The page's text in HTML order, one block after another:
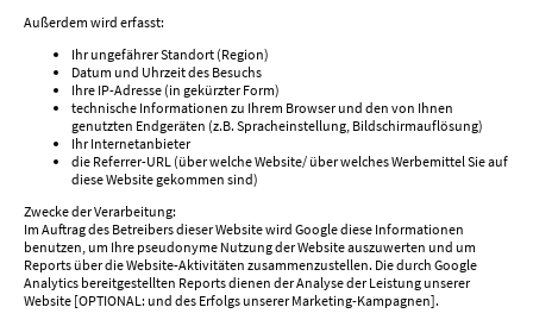
Außerdem wird erfasst:
Ihr ungefährer Standort (Region)
Datum und Uhrzeit des Besuchs
Ihre IP-Adresse (in gekürzter Form)
technische Informationen zu Ihrem Browser und den von Ihnen
genutzten Endgeräten (z.B. Spracheinstellung, Bildschirmauflösung)
Ihr Internetanbieter
die Referrer-URL (über welche Website/ über welches Werbemittel Sie auf
diese Website gekommen sind)
Zwecke der Verarbeitung:
Im Auftrag des Betreibers dieser Website wird Google diese Informationen
benutzen, um Ihre pseudonyme Nutzung der Website auszuwerten und um
Reports über die Website-Aktivitäten zusammenzustellen. Die durch Google
Analytics bereitgestellten Reports dienen der Analyse der Leistung unserer
Website [OPTIONAL: und des Erfolgs unserer Marketing-Kampagnen].